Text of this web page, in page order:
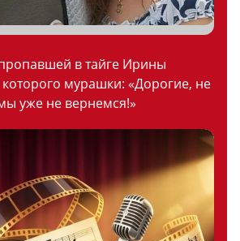
в тайге Ирины
мурашки: «Дорогие, не
уже не вернемся!»